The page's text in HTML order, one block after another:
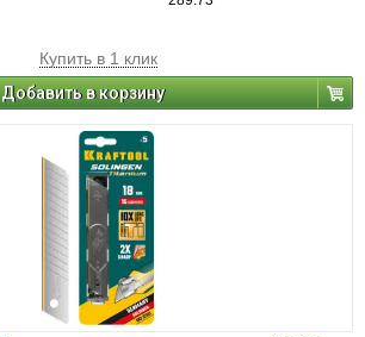
Купить в 1 клик
Добавить в корзину